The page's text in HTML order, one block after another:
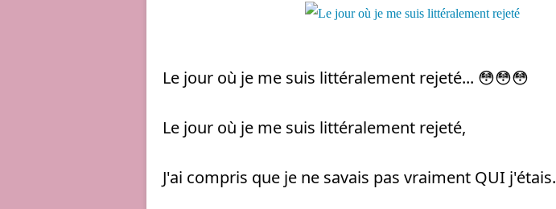
Le jour où je me suis littéralement rejeté... 😳😳😳
Le jour où je me suis littéralement rejeté,
J'ai compris que je ne savais pas vraiment QUI j'étais.